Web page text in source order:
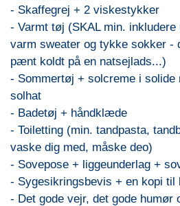
- Skaffegrej + 2 viskestykker
- Varmt tøj (SKAL min.
varm sweater og tykke sokker -
pænt koldt på en natsejlads...)
- Sommertøj + solcreme i
solhat
- Badetøj + håndklæde
- Toiletting (min. tandpasta,
vaske dig med, måske deo)
- Sovepose + liggeunderlag +
- Sygesikringsbevis + en kopi til
- Det gode vejr, det gode humør